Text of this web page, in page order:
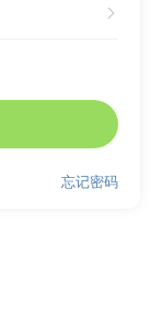

忘记密码